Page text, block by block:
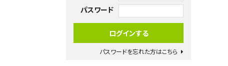
パスワード
パスワードを忘れた方はこちら